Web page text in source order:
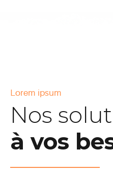
Lorem ipsum
Nos
à vos